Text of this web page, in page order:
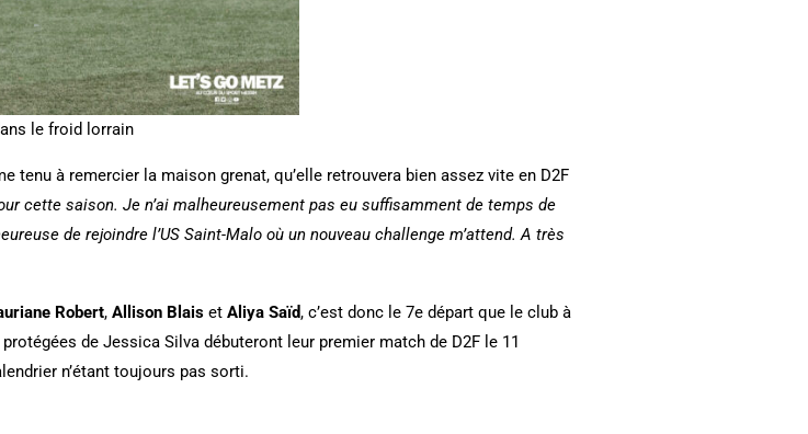
le froid lorrain
à remercier la maison grenat, qu’elle retrouvera bien assez vite en D2F
cette saison. Je n’ai malheureusement pas eu suffisamment de temps de
de rejoindre l’US Saint-Malo où un nouveau challenge m’attend. A très
Robert, Allison Blais et Aliya Saïd, c’est donc le 7e départ que le club à
de Jessica Silva débuteront leur premier match de D2F le 11
n’étant toujours pas sorti.